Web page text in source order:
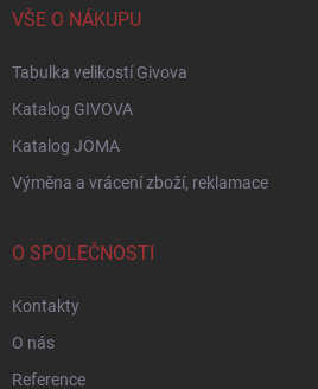
VŠE O NÁKUPU
Tabulka velikostí Givova
Katalog GIVOVA
Katalog JOMA
Výměna a vrácení zboží, reklamace
O SPOLEČNOSTI
Kontakty
O nás
Reference